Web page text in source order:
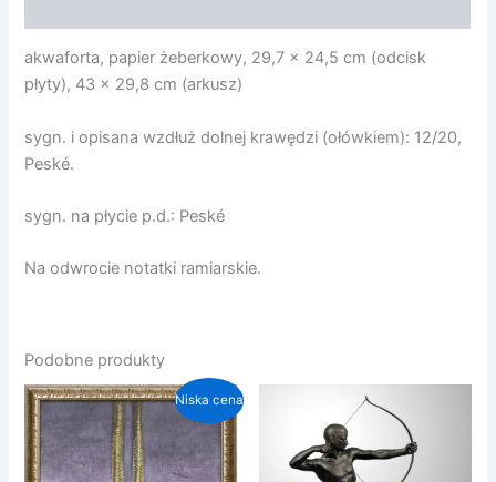
akwaforta, papier żeberkowy, 29,7 x 24,5 cm (odcisk
płyty), 43 x 29,8 cm (arkusz)
sygn. i opisana wzdłuż dolnej krawędzi (ołówkiem): 12/20,
Peské.
sygn. na płycie p.d.: Peské
Na odwrocie notatki ramiarskie.
Podobne produkty
Niska cena